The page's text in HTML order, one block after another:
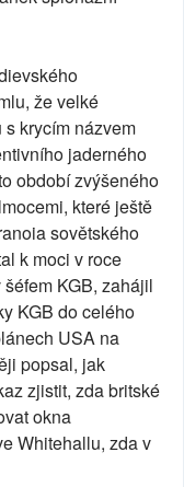
že velké
krycím názvem
jaderného
období zvýšeného
které ještě
sovětského
k moci v roce
KGB, zahájil
KGB do celého
USA na
popsal, jak
zjistit, zda britské
okna
Whitehallu, zda v